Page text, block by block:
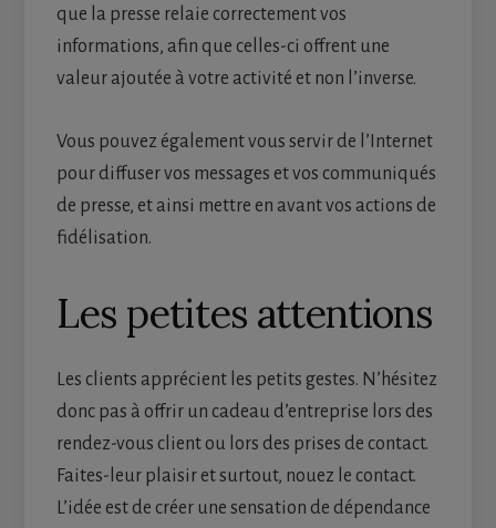
que la presse relaie correctement vos
informations, afin que celles-ci offrent une
valeur ajoutée à votre activité et non l’inverse.
Vous pouvez également vous servir de l’Internet
pour diffuser vos messages et vos communiqués
de presse, et ainsi mettre en avant vos actions de
fidélisation.
Les petites attentions
Les clients apprécient les petits gestes. N’hésitez
donc pas à offrir un cadeau d’entreprise lors des
rendez-vous client ou lors des prises de contact.
Faites-leur plaisir et surtout, nouez le contact.
L’idée est de créer une sensation de dépendance